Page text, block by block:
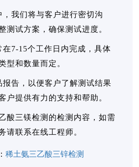
，我们将与客户进行密切沟
测试方案，确保测试进度。
在7-15个工作日内完成，具体
型和数量而定。
报告，以便客户了解测试结果
户提供有力的支持和帮助。
酸三镁检测的检测内容，如需
请联系在线工程师。
稀土氨三乙酸三锌检测